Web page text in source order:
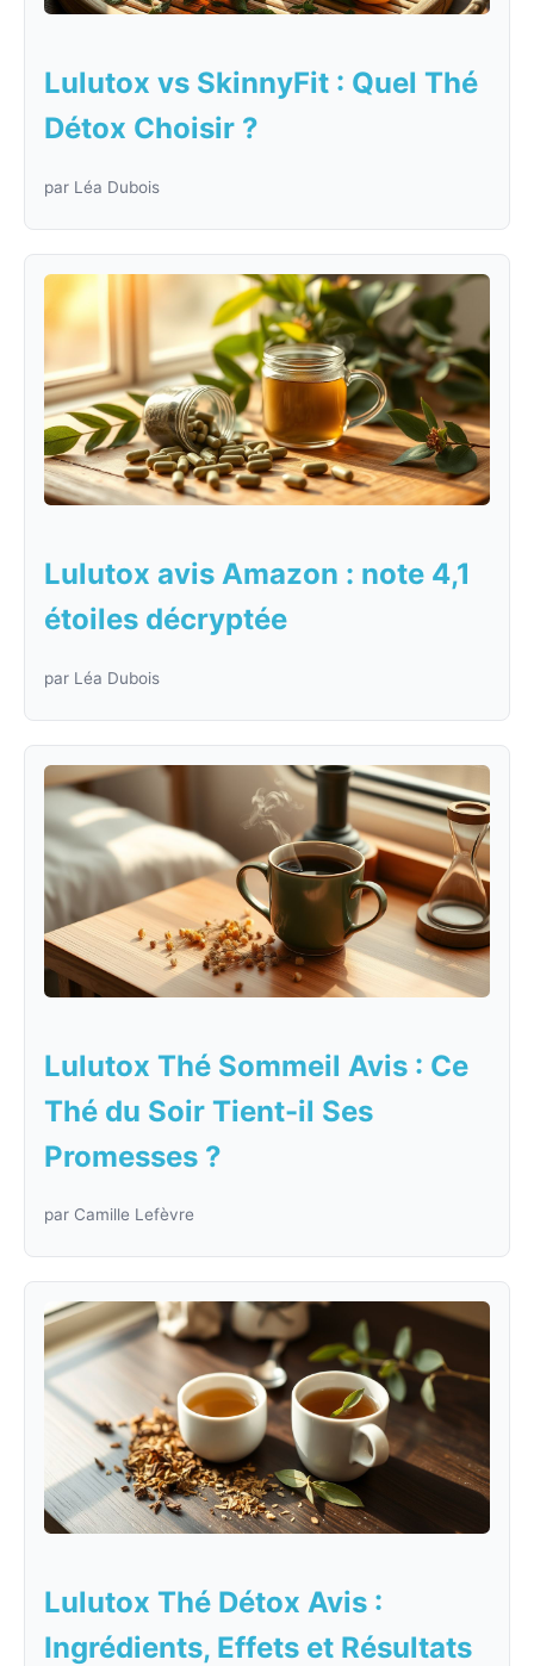
Lulutox vs SkinnyFit : Quel Thé
Détox Choisir ?
par Léa Dubois
Lulutox avis Amazon : note 4,1
étoiles décryptée
par Léa Dubois
Lulutox Thé Sommeil Avis : Ce
Thé du Soir Tient-il Ses
Promesses ?
par Camille Lefèvre
Lulutox Thé Détox Avis :
Ingrédients, Effets et Résultats